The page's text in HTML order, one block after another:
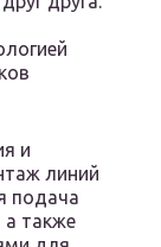
и
линий
подача
а также